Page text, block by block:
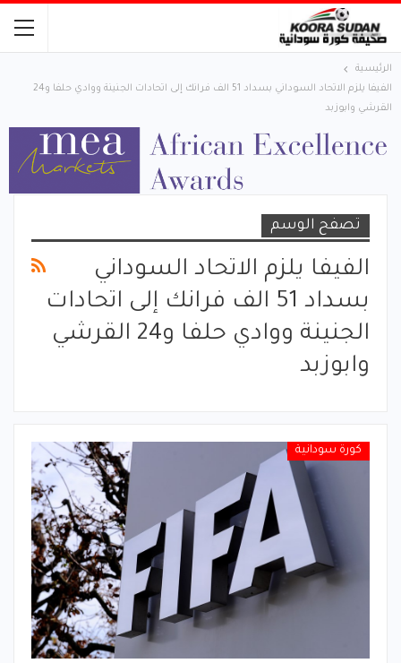
الرئيسية
الفيفا يلزم الاتحاد السوداني بسداد 51 الف فرانك إلى اتحادات الجنينة ووادي حلفا و24
القرشي وابوزبد
تصفح الوسم
الفيفا يلزم الاتحاد السوداني
بسداد 51 الف فرانك إلى اتحادات
الجنينة ووادي حلفا و24 القرشي
وابوزبد
كورة سودانية